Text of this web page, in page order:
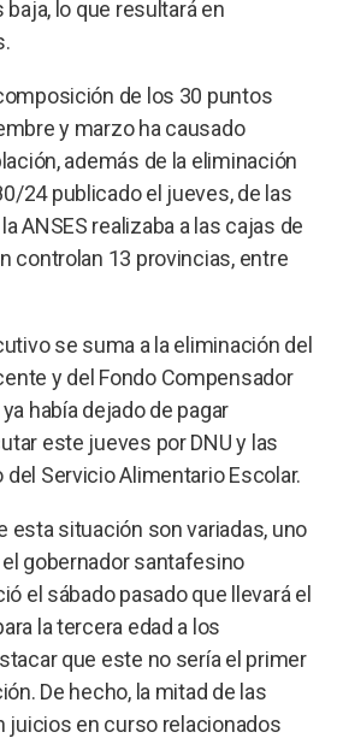
baja, lo que resultará en
de los 30 puntos
y marzo ha causado
además de la eliminación
24 publicado el jueves, de las
ANSES realizaba a las cajas de
controlan 13 provincias, entre
se suma a la eliminación del
y del Fondo Compensador
había dejado de pagar
este jueves por DNU y las
Servicio Alimentario Escolar.
esta situación son variadas, uno
gobernador santafesino
el sábado pasado que llevará el
la tercera edad a los
que este no sería el primer
De hecho, la mitad de las
juicios en curso relacionados